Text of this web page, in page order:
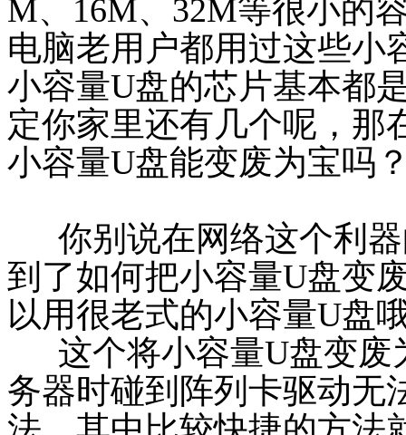
M、 16M、 32M等很小的
电脑老用户都用过这些小
小容量U盘的芯片基本都
定你家里还有几个呢，那
小容量U盘能变废为宝吗
你别说在网络这个利
到了如何把小容量U盘变
以用很老式的小容量U盘
这个将小容量U盘变废
务器时碰到阵列卡驱动无